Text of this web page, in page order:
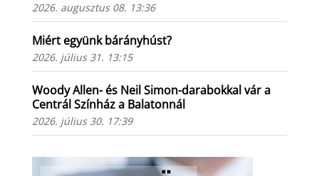
2026. augusztus 08. 13:36
Miért együnk bárányhúst?
2026. július 31. 13:15
Woody Allen- és Neil Simon-darabokkal vár a
Centrál Színház a Balatonnál
2026. július 30. 17:39